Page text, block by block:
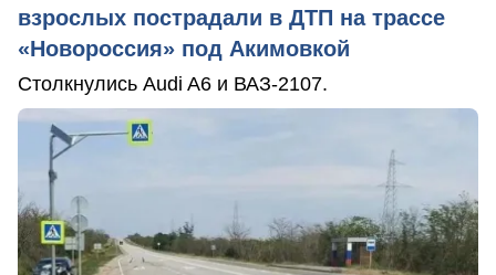
взрослых пострадали в ДТП на трассе
«Новороссия» под Акимовкой
Столкнулись Audi A6 и ВАЗ-2107.